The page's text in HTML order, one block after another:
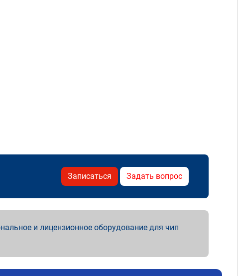
Записаться Задать вопрос
и лицензионное оборудование для чип